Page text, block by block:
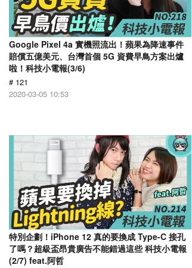
Google Pixel 4a 實機照流出！蘋果為降速事件
賠償五億美元、台灣首個 5G 資費早鳥方案出爐
啦！科技小電報(3/6)
# 121
2020-03-05 10:53
特別企劃！iPhone 12 真的要換成 Type-C 接孔
了嗎？超級盃昂貴廣告不能錯過這些 科技小電報
(2/7) feat.阿哲